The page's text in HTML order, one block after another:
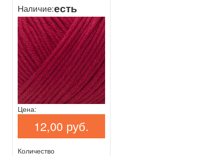
Наличие:есть
Цена:
12,00 руб.
Количество